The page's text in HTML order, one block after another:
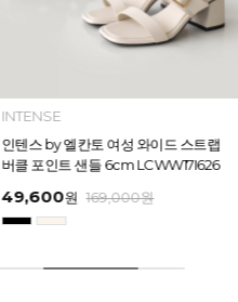
INTENSE
인텐스 by 엘칸토 여성 와이드 스트랩
버클 포인트 샌들 6cm LCWW17I626
49,600원 169,000원